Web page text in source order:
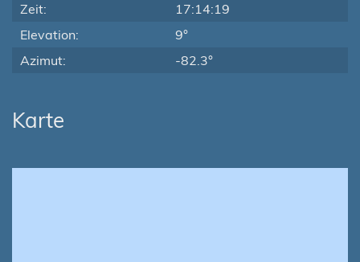
Zeit:
17:14:19
Elevation:
9°
Azimut:
-82.3°
Karte